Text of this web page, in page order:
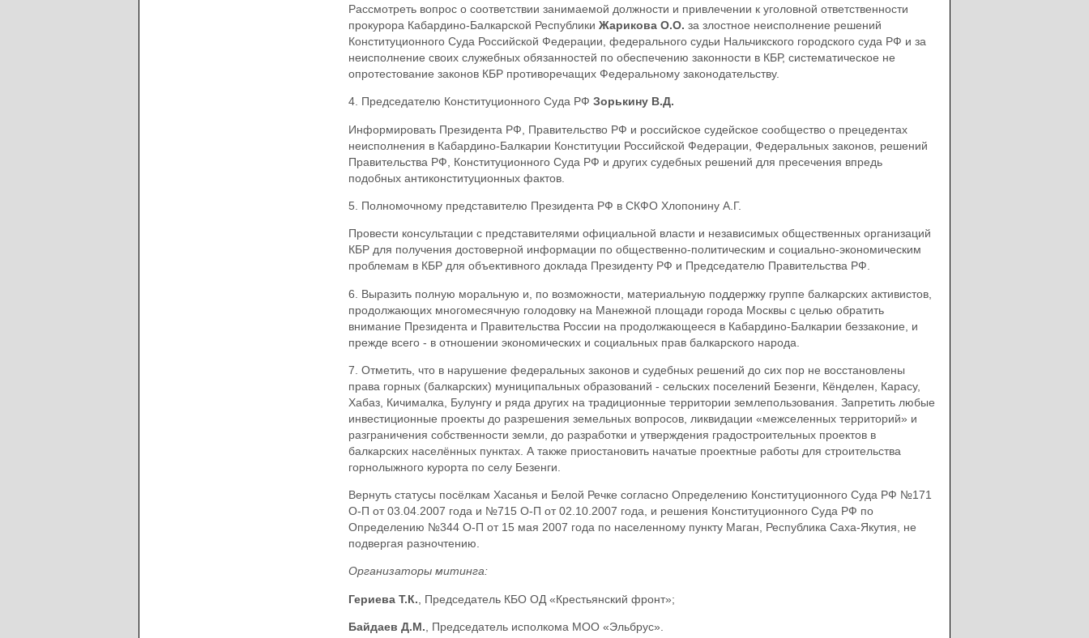
Рассмотреть вопрос о соответствии занимаемой должности и привлечении к уголовной ответственности
прокурора Кабардино-Балкарской Республики Жарикова О.О. за злостное неисполнение решений
Конституционного Суда Российской Федерации, федерального судьи Нальчикского городского суда РФ и за
неисполнение своих служебных обязанностей по обеспечению законности в КБР, систематическое не
опротестование законов КБР противоречащих Федеральному законодательству.
4. Председателю Конституционного Суда РФ Зорькину В.Д.
Информировать Президента РФ, Правительство РФ и российское судейское сообщество о прецедентах
неисполнения в Кабардино-Балкарии Конституции Российской Федерации, Федеральных законов, решений
Правительства РФ, Конституционного Суда РФ и других судебных решений для пресечения впредь
подобных антиконституционных фактов.
5. Полномочному представителю Президента РФ в СКФО Хлопонину А.Г.
Провести консультации с представителями официальной власти и независимых общественных организаций
КБР для получения достоверной информации по общественно-политическим и социально-экономическим
проблемам в КБР для объективного доклада Президенту РФ и Председателю Правительства РФ.
6. Выразить полную моральную и, по возможности, материальную поддержку группе балкарских активистов,
продолжающих многомесячную голодовку на Манежной площади города Москвы с целью обратить
внимание Президента и Правительства России на продолжающееся в Кабардино-Балкарии беззаконие, и
прежде всего - в отношении экономических и социальных прав балкарского народа.
7. Отметить, что в нарушение федеральных законов и судебных решений до сих пор не восстановлены
права горных (балкарских) муниципальных образований - сельских поселений Безенги, Кёнделен, Карасу,
Хабаз, Кичималка, Булунгу и ряда других на традиционные территории землепользования. Запретить любые
инвестиционные проекты до разрешения земельных вопросов, ликвидации «межселенных территорий» и
разграничения собственности земли, до разработки и утверждения градостроительных проектов в
балкарских населённых пунктах. А также приостановить начатые проектные работы для строительства
горнолыжного курорта по селу Безенги.
Вернуть статусы посёлкам Хасанья и Белой Речке согласно Определению Конституционного Суда РФ №171
О-П от 03.04.2007 года и №715 О-П от 02.10.2007 года, и решения Конституционного Суда РФ по
Определению №344 О-П от 15 мая 2007 года по населенному пункту Маган, Республика Саха-Якутия, не
подвергая разночтению.
Организаторы митинга:
Гериева Т.К. , Председатель КБО ОД «Крестьянский фронт»;
Байдаев Д.М. , Председатель исполкома МОО «Эльбрус».